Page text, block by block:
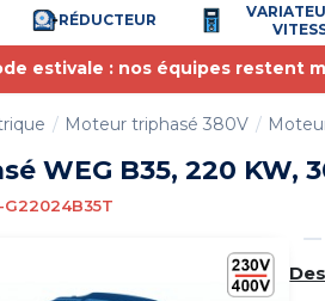
RÉDUCTEUR
estivale : nos équipes restent
Moteur triphasé 380V
WEG B35, 220 KW,